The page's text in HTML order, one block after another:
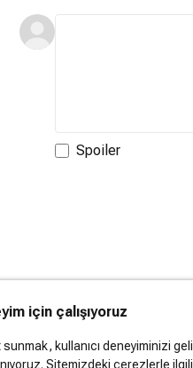
Spoiler
için çalışıyoruz
kullanıcı deneyiminizi
Sitemizdeki çerezlerle ilgili